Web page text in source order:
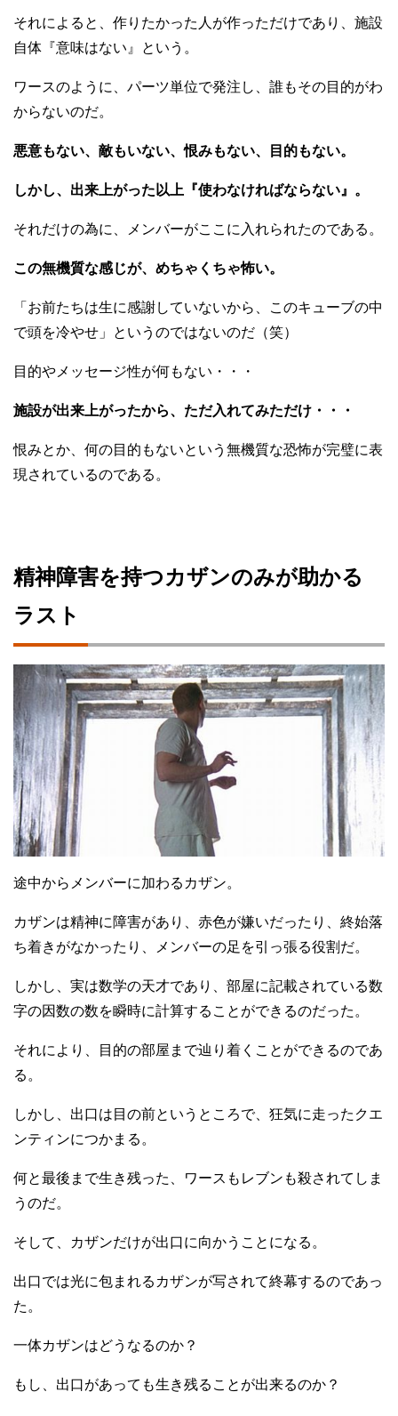
それによると、作りたかった人が作っただけであり、施設
自体『意味はない』という。
ワースのように、パーツ単位で発注し、誰もその目的がわ
からないのだ。
悪意もない、敵もいない、恨みもない、目的もない。
しかし、出来上がった以上『使わなければならない』。
それだけの為に、メンバーがここに入れられたのである。
この無機質な感じが、めちゃくちゃ怖い。
「お前たちは生に感謝していないから、このキューブの中
で頭を冷やせ」というのではないのだ（笑）
目的やメッセージ性が何もない・・・
施設が出来上がったから、ただ入れてみただけ・・・
恨みとか、何の目的もないという無機質な恐怖が完璧に表
現されているのである。
精神障害を持つカザンのみが助かる
ラスト
途中からメンバーに加わるカザン。
カザンは精神に障害があり、赤色が嫌いだったり、終始落
ち着きがなかったり、メンバーの足を引っ張る役割だ。
しかし、実は数学の天才であり、部屋に記載されている数
字の因数の数を瞬時に計算することができるのだった。
それにより、目的の部屋まで辿り着くことができるのであ
る。
しかし、出口は目の前というところで、狂気に走ったクエ
ンティンにつかまる。
何と最後まで生き残った、ワースもレブンも殺されてしま
うのだ。
そして、カザンだけが出口に向かうことになる。
出口では光に包まれるカザンが写されて終幕するのであっ
た。
一体カザンはどうなるのか？
もし、出口があっても生き残ることが出来るのか？